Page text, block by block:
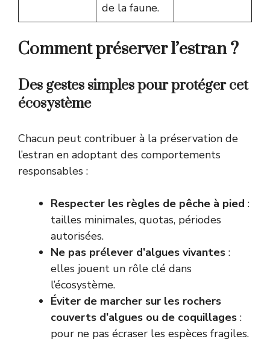
de la faune.
Comment préserver l’estran ?
Des gestes simples pour protéger cet
écosystème
Chacun peut contribuer à la préservation de
l’estran en adoptant des comportements
responsables :
Respecter les règles de pêche à pied :
tailles minimales, quotas, périodes
autorisées.
Ne pas prélever d’algues vivantes :
elles jouent un rôle clé dans
l’écosystème.
Éviter de marcher sur les rochers
couverts d’algues ou de coquillages :
pour ne pas écraser les espèces fragiles.